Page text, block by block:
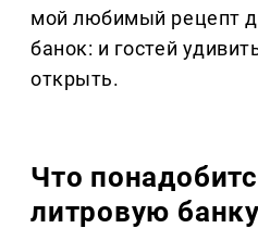
мой любимый рецепт
банок: и гостей
открыть.
Что
литровую банку